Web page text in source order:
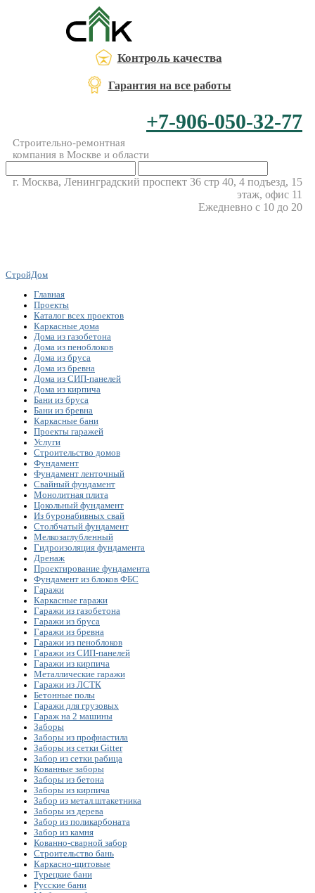
Контроль качества
Гарантия на все работы
+7-906-050-32-77
Строительно-ремонтная
компания в Москве и области
г. Москва, Ленинградский проспект 36 стр 40, 4 подъезд, 15
этаж, офис 11
Ежедневно с 10 до 20
СтройДом
Главная
Проекты
Каталог всех проектов
Каркасные дома
Дома из газобетона
Дома из пеноблоков
Дома из бруса
Дома из бревна
Дома из СИП-панелей
Дома из кирпича
Бани из бруса
Бани из бревна
Каркасные бани
Проекты гаражей
Услуги
Строительство домов
Фундамент
Фундамент ленточный
Свайный фундамент
Монолитная плита
Цокольный фундамент
Из буронабивных свай
Столбчатый фундамент
Мелкозаглубленный
Гидроизоляция фундамента
Дренаж
Проектирование фундамента
Фундамент из блоков ФБС
Гаражи
Каркасные гаражи
Гаражи из газобетона
Гаражи из бруса
Гаражи из бревна
Гаражи из пеноблоков
Гаражи из СИП-панелей
Гаражи из кирпича
Металлические гаражи
Гаражи из ЛСТК
Бетонные полы
Гаражи для грузовых
Гараж на 2 машины
Заборы
Заборы из профнастила
Заборы из сетки Gitter
Забор из сетки рабица
Кованные заборы
Заборы из бетона
Заборы из кирпича
Забор из метал.штакетника
Заборы из дерева
Забор из поликарбоната
Забор из камня
Кованно-сварной забор
Строительство бань
Каркасно-щитовые
Турецкие бани
Русские бани